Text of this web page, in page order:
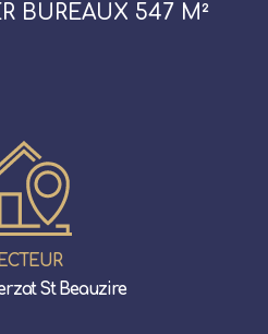
BUREAUX 547 M²
St Beauzire